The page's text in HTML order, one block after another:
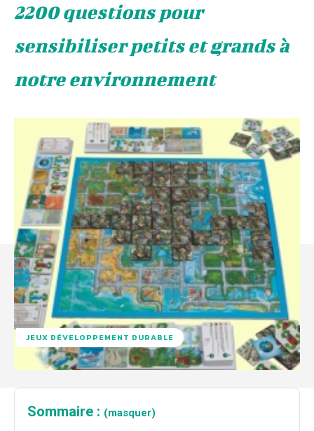
2200 questions pour
sensibiliser petits et grands à
notre environnement
JEUX DÉVELOPPEMENT DURABLE
Sommaire : (masquer)